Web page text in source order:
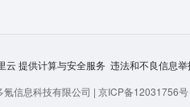
云 提供计算与安全服务 违法和不良信息
氪信息科技有限公司 | 京ICP备12031756号